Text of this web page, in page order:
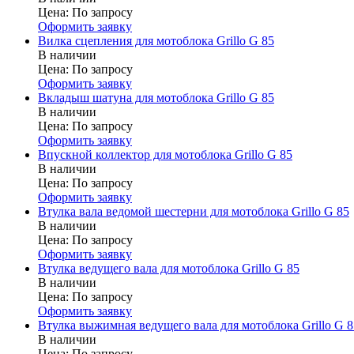
Цена: По запросу
Оформить заявку
Вилка сцепления для мотоблока Grillo G 85
В наличии
Цена: По запросу
Оформить заявку
Вкладыш шатуна для мотоблока Grillo G 85
В наличии
Цена: По запросу
Оформить заявку
Впускной коллектор для мотоблока Grillo G 85
В наличии
Цена: По запросу
Оформить заявку
Втулка вала ведомой шестерни для мотоблока Grillo G 85
В наличии
Цена: По запросу
Оформить заявку
Втулка ведущего вала для мотоблока Grillo G 85
В наличии
Цена: По запросу
Оформить заявку
Втулка выжимная ведущего вала для мотоблока Grillo G
В наличии